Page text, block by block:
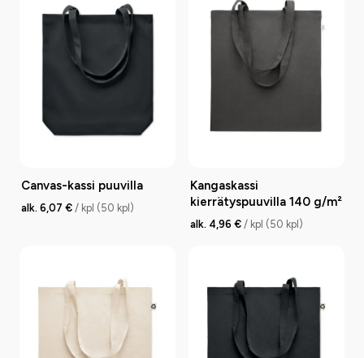
Canvas-kassi puuvilla
alk. 6,07 € / kpl (50 kpl)
Kangaskassi
kierrätyspuuvilla 140 g/m²
alk. 4,96 € / kpl (50 kpl)